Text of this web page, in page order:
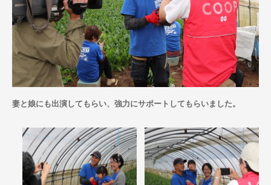
妻と娘にも出演してもらい、強力にサポートしてもらいました。